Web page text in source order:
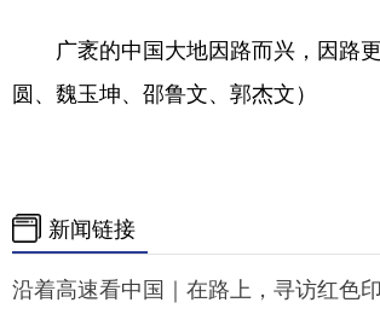
广袤的中国大地因路而兴，因路
圆、魏玉坤、邵鲁文、郭杰文）
新闻链接
沿着高速看中国｜在路上，寻访红色